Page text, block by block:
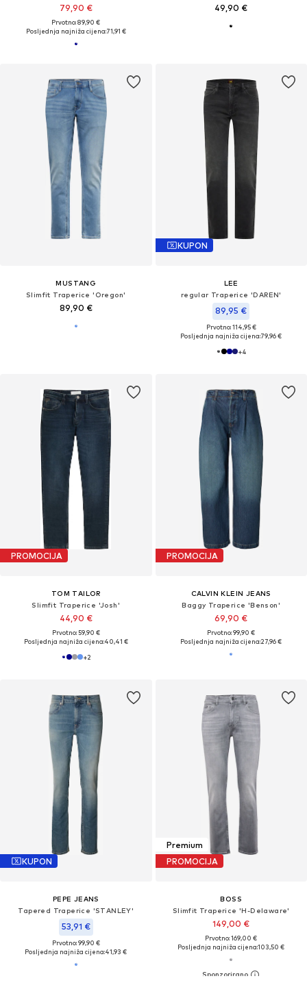
79,90 €
Prvotno: 89,90 €
Posljednja najniža cijena:71,91 €
49,90 €
MUSTANG
Slimfit Traperice 'Oregon'
89,90 €
KUPON
LEE
regular Traperice 'DAREN'
89,95 €
Prvotno: 114,95 €
Posljednja najniža cijena:79,96 €
+4
PROMOCIJA
TOM TAILOR
Slimfit Traperice 'Josh'
44,90 €
Prvotno: 59,90 €
Posljednja najniža cijena:40,41 €
+2
PROMOCIJA
CALVIN KLEIN JEANS
Baggy Traperice 'Benson'
69,90 €
Prvotno: 99,90 €
Posljednja najniža cijena:27,96 €
KUPON
PEPE JEANS
Tapered Traperice 'STANLEY'
53,91 €
Prvotno: 99,90 €
Posljednja najniža cijena:41,93 €
Premium
PROMOCIJA
BOSS
Slimfit Traperice 'H-Delaware'
149,00 €
Prvotno: 169,00 €
Posljednja najniža cijena:103,50 €